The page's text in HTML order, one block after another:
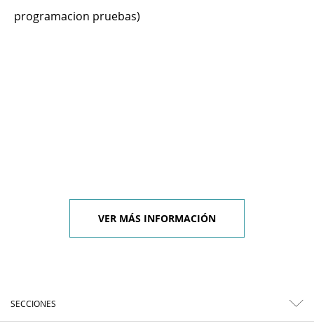
programacion pruebas)
VER MÁS INFORMACIÓN
SECCIONES